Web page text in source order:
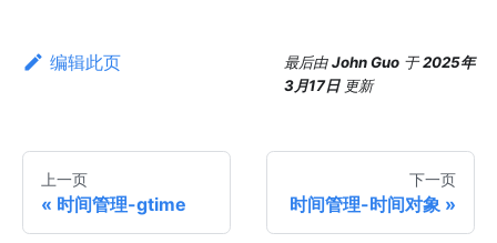
编辑此页 最后由John Guo 于2025年
3月17日 更新
上一页
时间管理-gtime
下一页
时间管理-时间对象